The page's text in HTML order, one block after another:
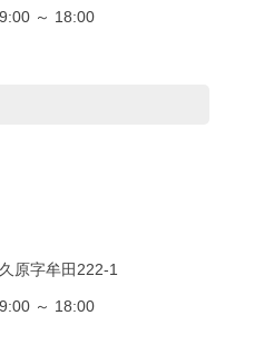
～ 18:00
原字牟田222-1
～ 18:00